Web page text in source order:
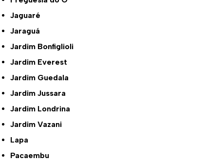
Jaguaré
Jaraguá
Jardim Bonfiglioli
Jardim Everest
Jardim Guedala
Jardim Jussara
Jardim Londrina
Jardim Vazani
Lapa
Pacaembu